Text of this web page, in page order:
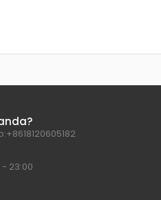
- 23:00